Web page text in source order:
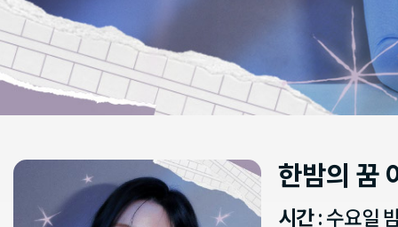
한밤의 꿈
시간: 수요일